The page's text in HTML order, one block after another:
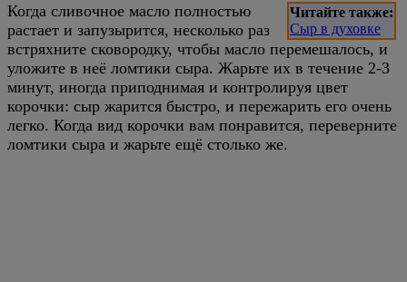
Читайте также:
Сыр в духовке
Когда сливочное масло полностью
растает и запузырится, несколько раз
встряхните сковородку, чтобы масло перемешалось, и
уложите в неё ломтики сыра. Жарьте их в течение 2-3
минут, иногда приподнимая и контролируя цвет
корочки: сыр жарится быстро, и пережарить его очень
легко. Когда вид корочки вам понравится, переверните
ломтики сыра и жарьте ещё столько же.